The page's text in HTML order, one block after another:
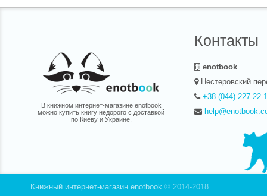
В книжном интернет-магазине enotbook
можно купить книгу недорого с доставкой
по Киеву и Украине.
Контакты
enotbook
Нестеровский
+38 (044) 227-22-
Книжный интернет-магазин enotbook © 2014-2018